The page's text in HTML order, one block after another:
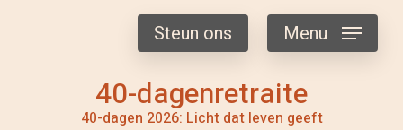
40-dagenretraite
40-dagen 2026: Licht dat leven geeft
Steun ons Menu